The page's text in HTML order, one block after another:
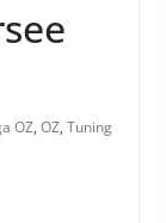
OZ, OZ, Tuning